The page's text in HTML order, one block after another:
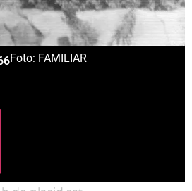
Foto: FAMILIAR